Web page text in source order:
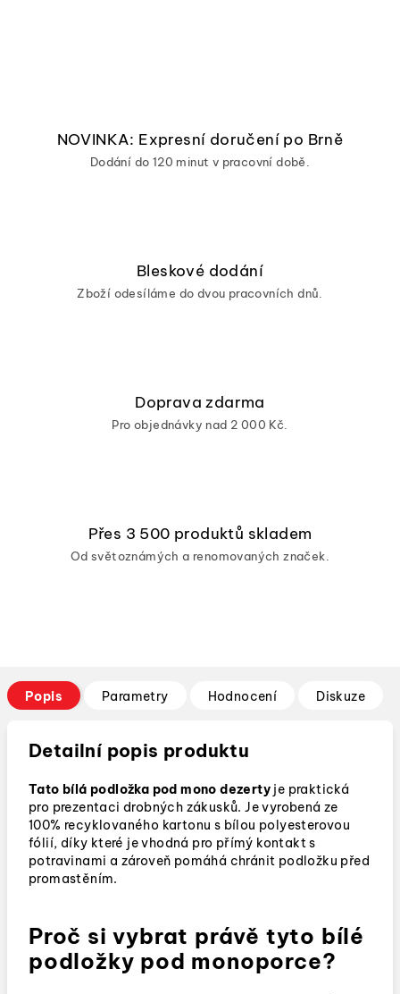
NOVINKA: Expresní doručení po Brně
Dodání do 120 minut v pracovní době.
Bleskové dodání
Zboží odesíláme do dvou pracovních dnů.
Doprava zdarma
Pro objednávky nad 2 000 Kč.
Přes 3 500 produktů skladem
Od světoznámých a renomovaných značek.
Popis Parametry Hodnocení Diskuze
Detailní popis produktu
Tato bílá podložka pod mono dezerty je praktická
pro prezentaci drobných zákusků. Je vyrobená ze
100% recyklovaného kartonu s bílou polyesterovou
fólií, díky které je vhodná pro přímý kontakt s
potravinami a zároveň pomáhá chránit podložku před
promastěním.
Proč si vybrat právě tyto bílé
podložky pod monoporce?